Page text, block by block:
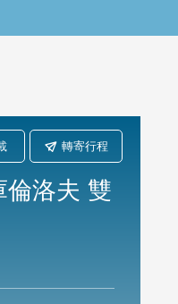
轉寄行程
倫洛夫 雙